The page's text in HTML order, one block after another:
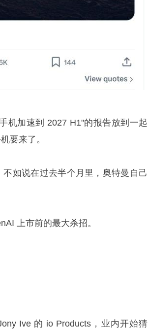
机加速到 2027 H1"的报告放到一起
要来了。
如说在过去半个月里，奥特曼自己
上市前的最大杀招。
Ive 的 io Products，业内开始猜